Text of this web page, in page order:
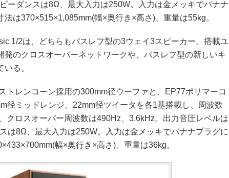
ーダンスは8Ω、最大入力は250W。入力は金メッキでバナナ
法は370×515×1,085mm(幅×奥行き×高さ)、重量は55kg。
1/2は、どちらもバスレフ型の3ウェイ3スピーカー。搭載ユ
発のクロスオーバーネットワークや、バスレフ型の新しいキ
る。
レンコーン採用の300mm径ウーファと、EP77ポリマーコ
径ミッドレンジ、22mm径ツイータを各1基搭載し、周波数
クロスオーバー周波数は490Hz、3.6kHz。出力音圧レベルは
は8Ω、最大入力は250W。入力は金メッキでバナナプラグに
幅×奥行き×高さ)、重量は36kg。